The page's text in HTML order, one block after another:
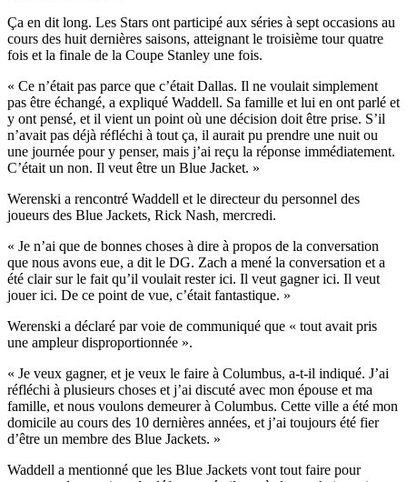
Ça en dit long. Les Stars ont participé aux séries à sept occasions au
cours des huit dernières saisons, atteignant le troisième tour quatre
fois et la finale de la Coupe Stanley une fois.
« Ce n’était pas parce que c’était Dallas. Il ne voulait simplement
pas être échangé, a expliqué Waddell. Sa famille et lui en ont parlé et
y ont pensé, et il vient un point où une décision doit être prise. S’il
n’avait pas déjà réfléchi à tout ça, il aurait pu prendre une nuit ou
une journée pour y penser, mais j’ai reçu la réponse immédiatement.
C’était un non. Il veut être un Blue Jacket. »
Werenski a rencontré Waddell et le directeur du personnel des
joueurs des Blue Jackets, Rick Nash, mercredi.
« Je n’ai que de bonnes choses à dire à propos de la conversation
que nous avons eue, a dit le DG. Zach a mené la conversation et a
été clair sur le fait qu’il voulait rester ici. Il veut gagner ici. Il veut
jouer ici. De ce point de vue, c’était fantastique. »
Werenski a déclaré par voie de communiqué que « tout avait pris
une ampleur disproportionnée ».
« Je veux gagner, et je veux le faire à Columbus, a-t-il indiqué. J’ai
réfléchi à plusieurs choses et j’ai discuté avec mon épouse et ma
famille, et nous voulons demeurer à Columbus. Cette ville a été mon
domicile au cours des 10 dernières années, et j’ai toujours été fier
d’être un membre des Blue Jackets. »
Waddell a mentionné que les Blue Jackets vont tout faire pour